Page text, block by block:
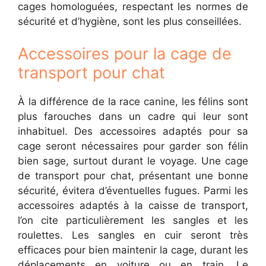
cages homologuées, respectant les normes de
sécurité et d’hygiène, sont les plus conseillées.
Accessoires pour la cage de
transport pour chat
À la différence de la race canine, les félins sont
plus farouches dans un cadre qui leur sont
inhabituel. Des accessoires adaptés pour sa
cage seront nécessaires pour garder son félin
bien sage, surtout durant le voyage. Une cage
de transport pour chat, présentant une bonne
sécurité, évitera d’éventuelles fugues. Parmi les
accessoires adaptés à la caisse de transport,
l’on cite particulièrement les sangles et les
roulettes. Les sangles en cuir seront très
efficaces pour bien maintenir la cage, durant les